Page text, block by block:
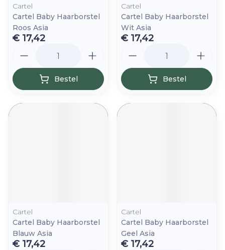
Cartel
Cartel Baby Haarborstel
Roos Asia
€ 17,42
Bestel
Cartel
Cartel Baby Haarborstel
Wit Asia
€ 17,42
Bestel
Cartel
Cartel Baby Haarborstel
Blauw Asia
€ 17,42
Cartel
Cartel Baby Haarborstel
Geel Asia
€ 17,42